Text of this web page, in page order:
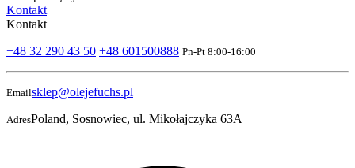
Kontakt
Kontakt
+48 32 290 43 50 +48 601500888 Pn-Pt 8:00-16:00
Emailsklep@olejefuchs.pl
AdresPoland, Sosnowiec, ul. Mikołajczyka 63A